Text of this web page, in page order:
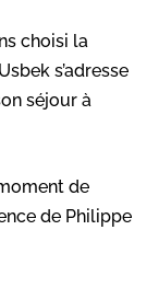
choisi la
s’adresse
séjour à
de
de Philippe